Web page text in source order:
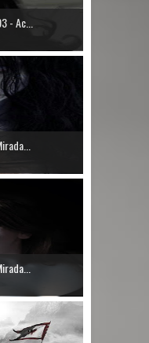
- Ac...